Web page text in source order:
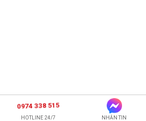
0974 338 515
HOTLINE 24/7 NHẮN TIN